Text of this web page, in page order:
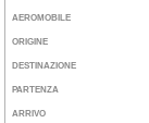
AEROMOBILE
ORIGINE
DESTINAZIONE
PARTENZA
ARRIVO